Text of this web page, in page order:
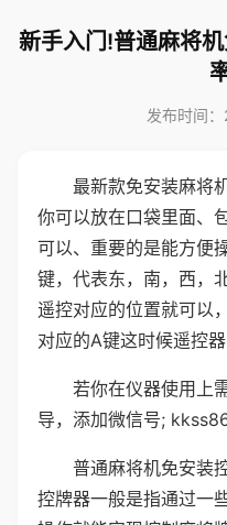
新手入门!普通麻将
发布时间
最新款免安装麻将
你可以放在口袋里面、
可以、重要的是能方便
键，代表东，南，西，
遥控对应的位置就可以
对应的A键这时候遥控
若你在仪器使用上
导，添加微信号;
普通麻将机免安装
控牌器一般是指通过一